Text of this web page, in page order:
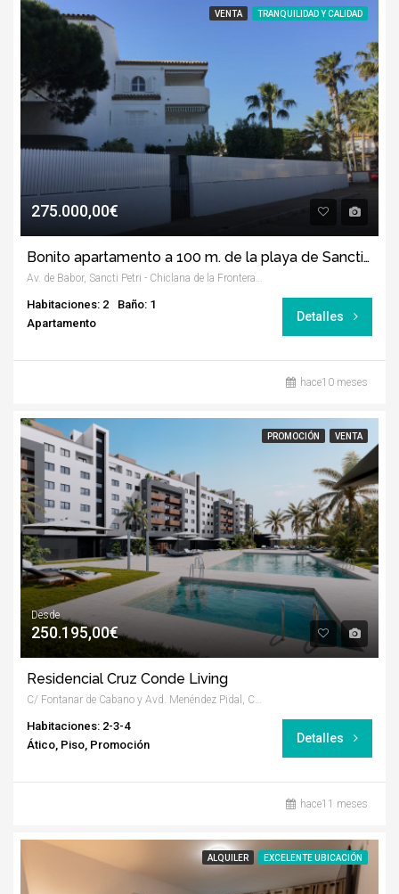
VENTA TRANQUILIDAD Y CALIDAD
275.000,00€
Bonito apartamento a 100 m. de la playa de Sancti Petri
Habitaciones: 2
Baño: 1
Apartamento
Detalles
hace10 meses
PROMOCIÓN VENTA
Desde
250.195,00€
Residencial Cruz Conde Living
C/ Fontanar de Cabano y Avd. Menéndez Pidal, Córdoba
Habitaciones: 2-3-4
Ático, Piso, Promoción
Detalles
hace11 meses
ALQUILER EXCELENTE UBICACIÓN